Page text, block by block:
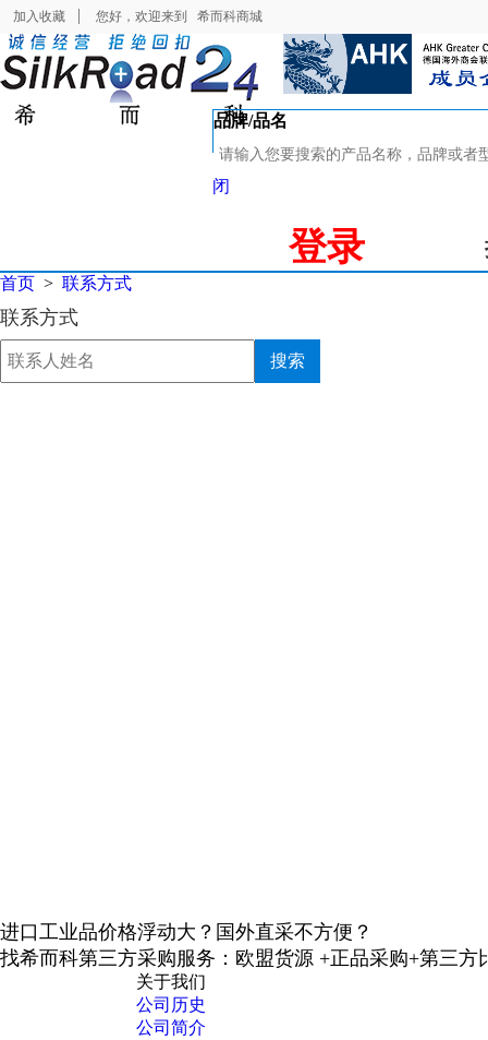
加入收藏 您好，欢迎来到 希而科商城
品牌/品名
闭
登录
首页 > 联系方式
联系方式
搜索
进口工业品价格浮动大？国外直采不方便？
找希而科第三方采购服务：欧盟货源 +正品采购+第三方
关于我们
公司历史
公司简介